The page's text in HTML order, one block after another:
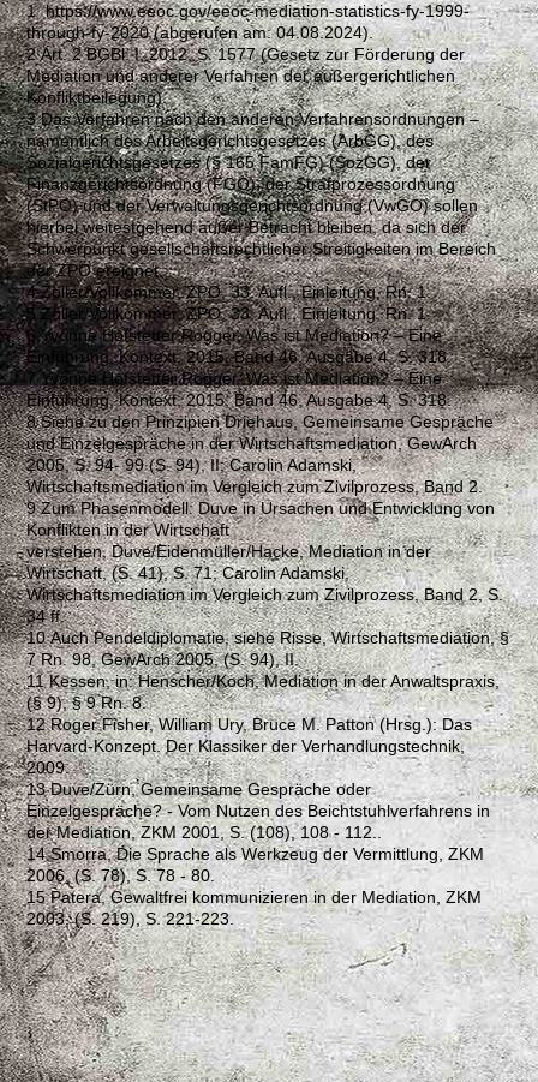
1 https://www.eeoc.gov/eeoc-mediation-statistics-fy-1999-
through-fy-2020 (abgerufen am: 04.08.2024).
2 Art. 2 BGBl. I, 2012, S. 1577 (Gesetz zur Förderung der
Mediation und anderer Verfahren der außergerichtlichen
Konfliktbeilegung).
3 Das Verfahren nach den anderen Verfahrensordnungen –
namentlich des Arbeitsgerichtsgesetzes (ArbGG), des
Sozialgerichtsgesetzes (§ 165 FamFG) (SozGG), der
Finanzgerichtsordnung (FGO), der Strafprozessordnung
(StPO) und der Verwaltungsgerichtsordnung (VwGO) sollen
hierbei weitestgehend außer Betracht bleiben, da sich der
Schwerpunkt gesellschaftsrechtlicher Streitigkeiten im Bereich
der ZPO ereignet.
4 Zöller/Vollkommer, ZPO, 33. Aufl., Einleitung, Rn. 1.
5 Zöller/Vollkommer, ZPO, 33. Aufl., Einleitung, Rn. 1.
6 Yvonne Hofstetter Rogger, Was ist Mediation? – Eine
Einführung, Kontext, 2015, Band 46, Ausgabe 4, S. 318.
7 Yvonne Hofstetter Rogger, Was ist Mediation? – Eine
Einführung, Kontext, 2015, Band 46, Ausgabe 4, S. 318.
8 Siehe zu den Prinzipien Driehaus, Gemeinsame Gespräche
und Einzelgespräche in der Wirtschaftsmediation, GewArch
2005, S. 94- 99 (S. 94), II; Carolin Adamski,
Wirtschaftsmediation im Vergleich zum Zivilprozess, Band 2.
9 Zum Phasenmodell: Duve in Ursachen und Entwicklung von
Konflikten in der Wirtschaft
verstehen, Duve/Eidenmüller/Hacke, Mediation in der
Wirtschaft, (S. 41), S. 71; Carolin Adamski,
Wirtschaftsmediation im Vergleich zum Zivilprozess, Band 2, S.
34 ff.
10 Auch Pendeldiplomatie, siehe Risse, Wirtschaftsmediation, §
7 Rn. 98, GewArch 2005, (S. 94), II.
11 Kessen, in: Henscher/Koch, Mediation in der Anwaltspraxis,
(§ 9), § 9 Rn. 8.
12 Roger Fisher, William Ury, Bruce M. Patton (Hrsg.): Das
Harvard-Konzept. Der Klassiker der Verhandlungstechnik,
2009.
13 Duve/Zürn, Gemeinsame Gespräche oder
Einzelgespräche? - Vom Nutzen des Beichtstuhlverfahrens in
der Mediation, ZKM 2001, S. (108), 108 - 112..
14 Smorra, Die Sprache als Werkzeug der Vermittlung, ZKM
2006, (S. 78), S. 78 - 80.
15 Patera, Gewaltfrei kommunizieren in der Mediation, ZKM
2003, (S. 219), S. 221-223.